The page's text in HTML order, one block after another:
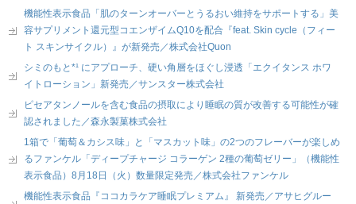
機能性表示食品「肌のターンオーバーとうるおい維持をサポートする」美
容サプリメント還元型コエンザイムQ10を配合『feat. Skin cycle（フィー
ト スキンサイクル）』が新発売／株式会社Quon
シミのもと*¹ にアプローチ、硬い角層をほぐし浸透「エクイタンス ホワ
イトローション」新発売／サンスター株式会社
ピセアタンノールを含む食品の摂取により睡眠の質が改善する可能性が確
認されました／森永製菓株式会社
1箱で「葡萄＆カシス味」と「マスカット味」の2つのフレーバーが楽しめ
るファンケル「ディープチャージ コラーゲン 2種の葡萄ゼリー」（機能性
表示食品）8月18日（火）数量限定発売／株式会社ファンケル
機能性表示食品『ココカラケア睡眠プレミアム』 新発売／アサヒグルー